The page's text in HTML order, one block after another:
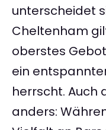
unterscheidet
Cheltenham
oberstes
ein
herrscht. Auch
anders: